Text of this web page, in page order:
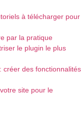
à télécharger pour
par la pratique
le plugin le plus
créer des fonctionnalités
site pour le